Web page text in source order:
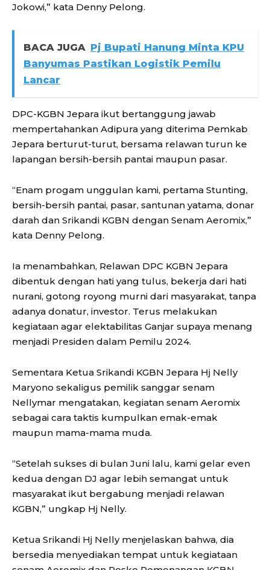
Jokowi,” kata Denny Pelong.
BACA JUGA Pj Bupati Hanung Minta KPU
Banyumas Pastikan Logistik Pemilu
Lancar
DPC-KGBN Jepara ikut bertanggung jawab
mempertahankan Adipura yang diterima Pemkab
Jepara berturut-turut, bersama relawan turun ke
lapangan bersih-bersih pantai maupun pasar.
“Enam progam unggulan kami, pertama Stunting,
bersih-bersih pantai, pasar, santunan yatama, donar
darah dan Srikandi KGBN dengan Senam Aeromix,”
kata Denny Pelong.
Ia menambahkan, Relawan DPC KGBN Jepara
dibentuk dengan hati yang tulus, bekerja dari hati
nurani, gotong royong murni dari masyarakat, tanpa
adanya donatur, investor. Terus melakukan
kegiataan agar elektabilitas Ganjar supaya menang
menjadi Presiden dalam Pemilu 2024.
Sementara Ketua Srikandi KGBN Jepara Hj Nelly
Maryono sekaligus pemilik sanggar senam
Nellymar mengatakan, kegiatan senam Aeromix
sebagai cara taktis kumpulkan emak-emak
maupun mama-mama muda.
“Setelah sukses di bulan Juni lalu, kami gelar even
kedua dengan DJ agar lebih semangat untuk
masyarakat ikut bergabung menjadi relawan
KGBN,” ungkap Hj Nelly.
Ketua Srikandi Hj Nelly menjelaskan bahwa, dia
bersedia menyediakan tempat untuk kegiataan